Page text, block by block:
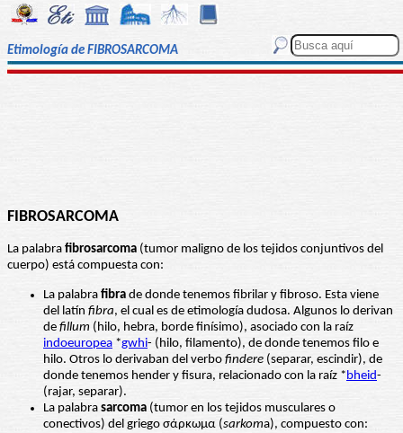
Etimología de FIBROSARCOMA
FIBROSARCOMA
La palabra fibrosarcoma (tumor maligno de los tejidos conjuntivos del
cuerpo) está compuesta con:
La palabra fibra de donde tenemos fibrilar y fibroso. Esta viene
del latín fibra, el cual es de etimología dudosa. Algunos lo derivan
de fillum (hilo, hebra, borde finísimo), asociado con la raíz
indoeuropea *gwhi- (hilo, filamento), de donde tenemos filo e
hilo. Otros lo derivaban del verbo findere (separar, escindir), de
donde tenemos hender y fisura, relacionado con la raíz *bheid-
(rajar, separar).
La palabra sarcoma (tumor en los tejidos musculares o
conectivos) del griego σάρκωμα (sarkoma), compuesto con: